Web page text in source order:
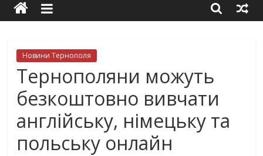
Новини Тернополя
Тернополяни можуть
безкоштовно вивчати
англійську, німецьку та
польську онлайн